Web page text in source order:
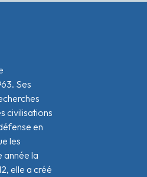
Ses
civilisations
en
les
année la
elle a créé